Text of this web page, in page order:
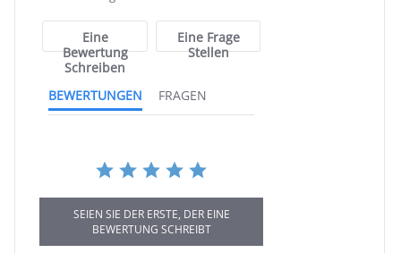
rating
Eine
Bewertung
Schreiben
Eine Frage
Stellen
BEWERTUNGEN FRAGEN
SEIEN SIE DER ERSTE, DER EINE
BEWERTUNG SCHREIBT